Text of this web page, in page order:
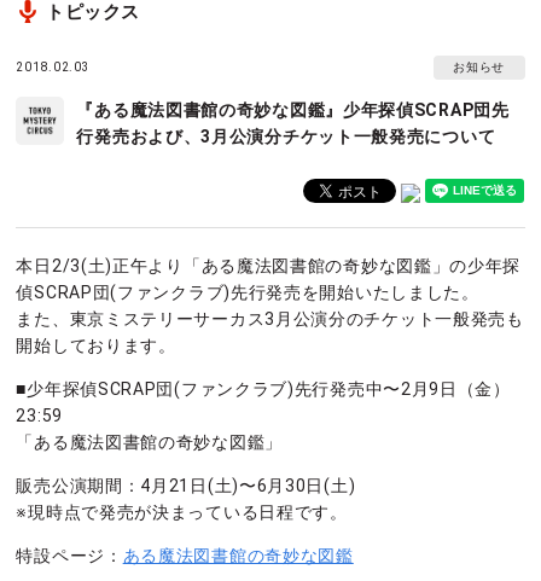
トピックス
2018.02.03 お知らせ
『ある魔法図書館の奇妙な図鑑』少年探偵SCRAP団先
行発売および、3月公演分チケット一般発売について
本日2/3(土)正午より「ある魔法図書館の奇妙な図鑑」の少年探
偵SCRAP団(ファンクラブ)先行発売を開始いたしました。
また、東京ミステリーサーカス3月公演分のチケット一般発売も
開始しております。
■少年探偵SCRAP団(ファンクラブ)先行発売中〜2月9日（金）
23:59
「ある魔法図書館の奇妙な図鑑」
販売公演期間：4月21日(土)〜6月30日(土)
※現時点で発売が決まっている日程です。
特設ページ： ある魔法図書館の奇妙な図鑑